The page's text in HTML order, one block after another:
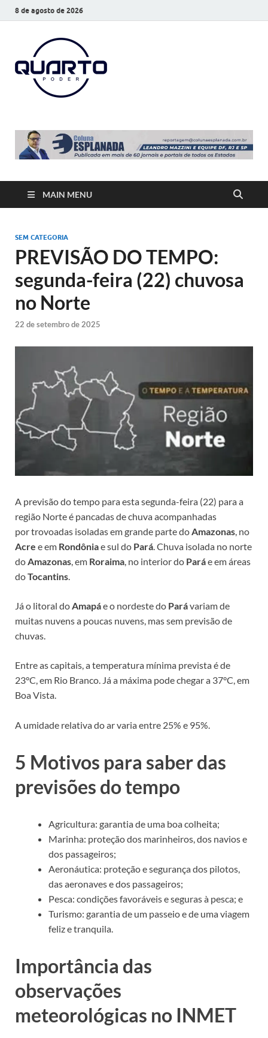
8 de agosto de 2026
MAIN MENU
SEM CATEGORIA
PREVISÃO DO TEMPO:
segunda-feira (22) chuvosa
no Norte
22 de setembro de 2025
A previsão do tempo para esta segunda-feira (22) para a
região Norte é pancadas de chuva acompanhadas
por trovoadas isoladas em grande parte doAmazonas, no
Acre e em Rondôniae sul do Pará. Chuva isolada no norte
doAmazonas, em Roraima, no interior do Paráe em áreas
doTocantins.
Já o litoral doAmapáe o nordeste do Parávariam de
muitas nuvens a poucas nuvens, mas sem previsão de
chuvas.
Entre as capitais, a temperatura mínima prevista é de
23°C, em Rio Branco. Já a máxima pode chegar a 37°C, em
Boa Vista.
A umidade relativa do ar varia entre 25% e 95%.
5 Motivos para saber das
previsões do tempo
Agricultura: garantia de uma boa colheita;
Marinha: proteção dos marinheiros, dos navios e
dos passageiros;
Aeronáutica: proteção e segurança dos pilotos,
das aeronaves e dos passageiros;
Pesca: condições favoráveis e seguras à pesca; e
Turismo: garantia de um passeio e de uma viagem
feliz e tranquila.
Importância das
observações
meteorológicas no INMET